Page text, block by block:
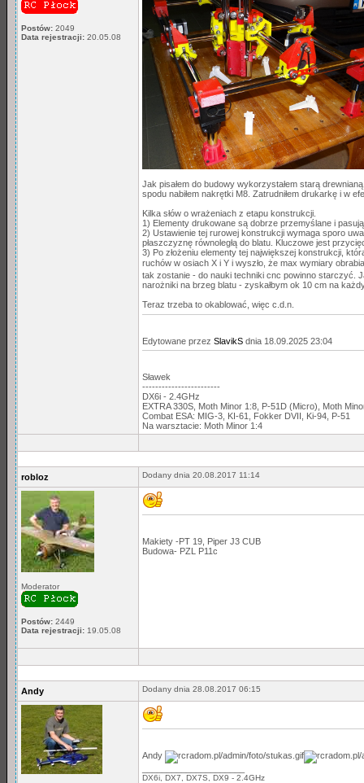
Postów: 2049
Data rejestracji: 20.05.08
Jak pisałem do budowy wykorzystałem starą
spodu nabiłem nakrętki M8. Zatrudniłem drukarkę i w
Kilka słów o wrażeniach z etapu konstrukcji.
1) Elementy drukowane są dobrze przemyślane i
2) Ustawienie tej rurowej konstrukcji wymaga sporo
płaszczyznę równoległą do blatu. Kluczowe jest
3) Po złożeniu elementy tej największej konstrukcji,
ruchów w osiach X i Y i wyszło, że max wymiary
tak zostanie - do nauki techniki cnc powinno starczyć.
narożniki na brzeg blatu - zyskałbym ok 10 cm na
Teraz trzeba to okablować, więc c.d.n.
Edytowane przez SlavikS dnia 18.09.2025 23:04
Sławek
------------------------
DX6i - 2.4GHz
EXTRA 330S, Moth Minor 1:8, P-51D (Micro), Moth
Combat ESA: MIG-3, KI-61, Fokker DVII, Ki-94, P-51
Na warsztacie: Moth Minor 1:4
robloz Dodany dnia 20.08.2017 11:14
Moderator
Postów: 2449
Data rejestracji: 19.05.08
Makiety -PT 19, Piper J3 CUB
Budowa- PZL P11c
Andy Dodany dnia 28.08.2017 06:15
Andy
DX6i, DX7, DX7S, DX9 - 2.4GHz